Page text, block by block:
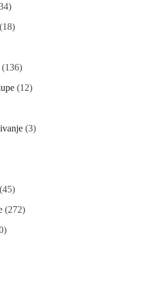
(18)
(136)
(12)
(3)
(45)
(272)